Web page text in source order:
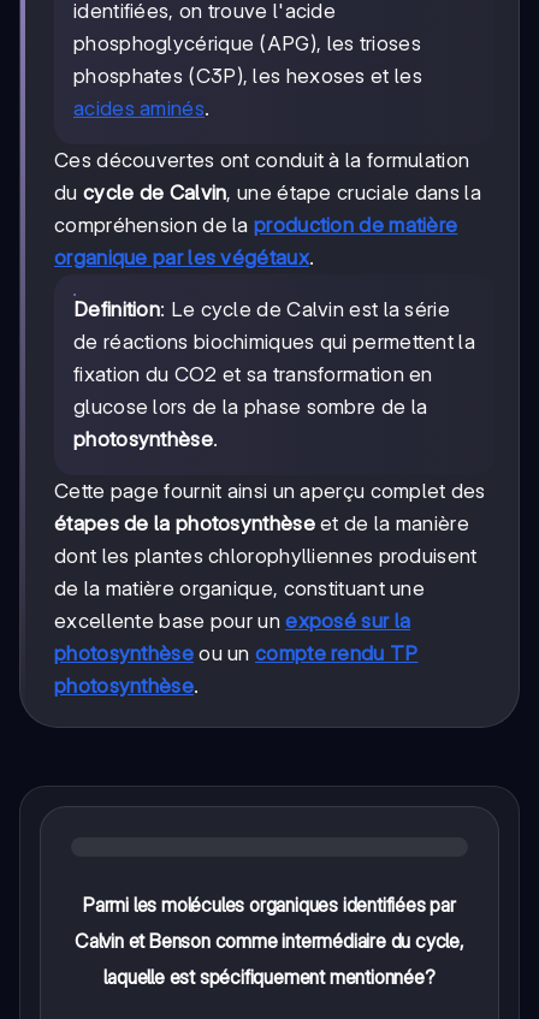
identifiées, on trouve l'acide
phosphoglycérique (APG), les trioses
phosphates (C3P), les hexoses et les
acides aminés.
Ces découvertes ont conduit à la formulation
du cycle de Calvin, une étape cruciale dans la
compréhension de laproduction de matière
organique par les végétaux.
Definition: Le cycle de Calvin est la série
de réactions biochimiques qui permettent la
fixation du CO2 et sa transformation en
glucose lors de la phase sombre de la
photosynthèse.
Cette page fournit ainsi un aperçu complet des
étapes de la photosynthèseet de la manière
dont les plantes chlorophylliennes produisent
de la matière organique, constituant une
excellente base pour unexposé sur la
photosynthèseou uncompte rendu TP
photosynthèse.
Parmi les molécules organiques identifiées par
Calvin et Benson comme intermédiaire du cycle,
laquelle est spécifiquement mentionnée?